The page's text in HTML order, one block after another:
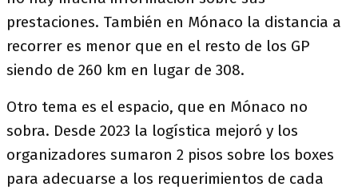
prestaciones. También en Mónaco la distancia a
recorrer es menor que en el resto de los GP
siendo de 260 km en lugar de 308.
Otro tema es el espacio, que en Mónaco no
sobra. Desde 2023 la logística mejoró y los
organizadores sumaron 2 pisos sobre los boxes
para adecuarse a los requerimientos de cada